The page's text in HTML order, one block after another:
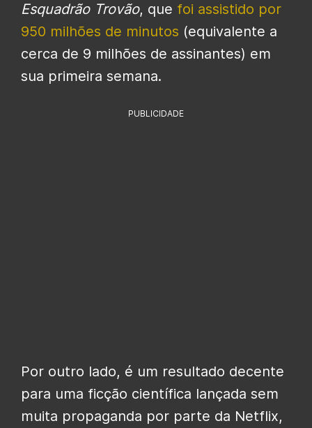
Esquadrão Trovão, que foi assistido por
950 milhões de minutos (equivalente a
cerca de 9 milhões de assinantes) em
sua primeira semana.
PUBLICIDADE
Por outro lado, é um resultado decente
para uma ficção científica lançada sem
muita propaganda por parte da Netflix,